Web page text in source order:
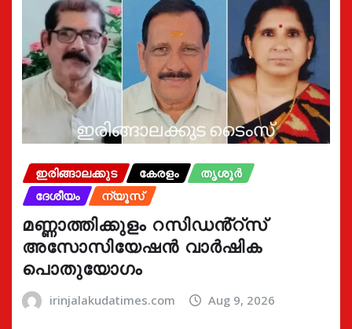
ഇരിങ്ങാലക്കുട കേരളം
തൃശൂർ
ദേശീയം
ന്യൂസ്
മണ്ണാത്തിക്കുളം റസിഡൻ്റ്സ്
അസോസിയേഷൻ വാർഷിക
പൊതുയോഗം
irinjalakudatimes.com Aug 9, 2026